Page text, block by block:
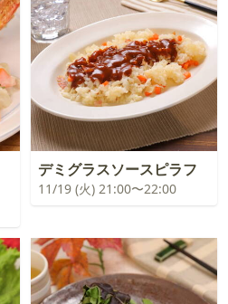
デミグラスソースピラフ
11/19 (火) 21:00〜22:00